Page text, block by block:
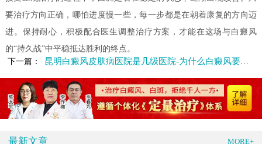
要治疗方向正确，哪怕进度慢一些，每一步都是在朝着康复的方向迈
进。保持耐心，积极配合医生调整治疗方案，才能在这场与白癜风
的“持久战”中平稳抵达胜利的终点。
下一篇：
昆明白癜风皮肤病医院是几级医院-为什么白癜风要尽早治疗
最新文章 MORE+